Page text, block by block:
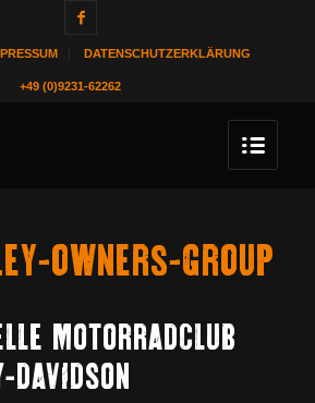
DATENSCHUTZERKLÄRUNG
+49 (0)9231-62262
OWNERS-GROUP
MOTORRADCLUB
DAVIDSON